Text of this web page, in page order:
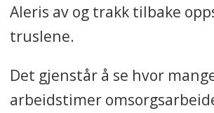
Aleris av og trakk tilbake
truslene.
Det gjenstår å se hvor
arbeidstimer